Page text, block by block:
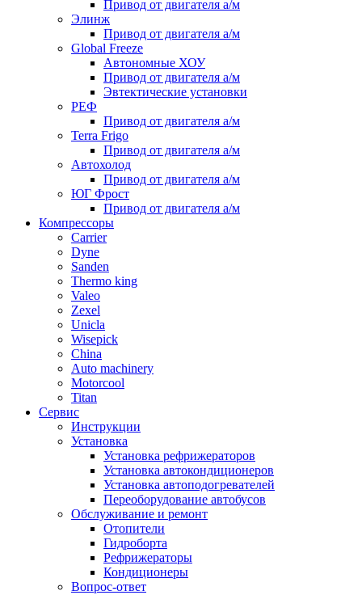
Привод от двигателя а/м
Элинж
Привод от двигателя а/м
Global Freeze
Автономные ХОУ
Привод от двигателя а/м
Эвтектические установки
РЕФ
Привод от двигателя а/м
Terra Frigo
Привод от двигателя а/м
Автохолод
Привод от двигателя а/м
ЮГ Фрост
Привод от двигателя а/м
Компрессоры
Carrier
Dyne
Sanden
Thermo king
Valeo
Zexel
Unicla
Wisepick
China
Auto machinery
Motorcool
Titan
Сервис
Инструкции
Установка
Установка рефрижераторов
Установка автокондиционеров
Установка автоподогревателей
Переоборудование автобусов
Обслуживание и ремонт
Отопители
Гидроборта
Рефрижераторы
Кондиционеры
Вопрос-ответ